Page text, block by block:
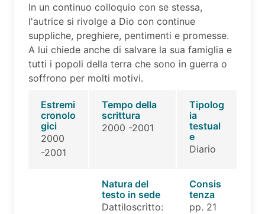
In un continuo colloquio con se stessa,
l'autrice si rivolge a Dio con continue
suppliche, preghiere, pentimenti e promesse.
A lui chiede anche di salvare la sua famiglia e
tutti i popoli della terra che sono in guerra o
soffrono per molti motivi.
Estremi
cronolo
gici
2000
-2001
Tempo della
scrittura
2000 -2001
Tipolog
ia
testual
e
Diario
Natura del
testo in sede
Dattiloscritto:
Consis
tenza
pp. 21